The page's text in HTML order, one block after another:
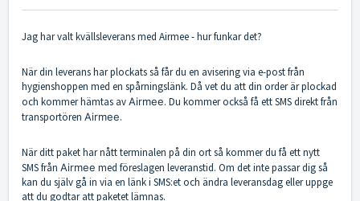
Jag har valt kvällsleverans med Airmee - hur funkar det?
När din leverans har plockats så får du en avisering via e-post från
hygienshoppen med en spårningslänk. Då vet du att din order är plockad
och kommer hämtas avAirmee. Du kommer också få ett SMS direkt från
transportören Airmee.
När ditt paket har nått terminalen på din ort så kommer du få ett nytt
SMS från Airmee med föreslagen leveranstid. Om det inte passar dig så
kan du själv gå in via en länk i SMS:et och ändra leveransdag eller uppge
att du godtar att paketet lämnas.